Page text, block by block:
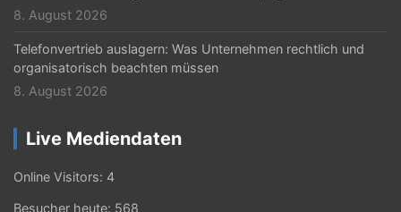
8. August 2026
Telefonvertrieb auslagern: Was Unternehmen rechtlich und
organisatorisch beachten müssen
8. August 2026
Live Mediendaten
Online Visitors: 4
Besucher heute: 568